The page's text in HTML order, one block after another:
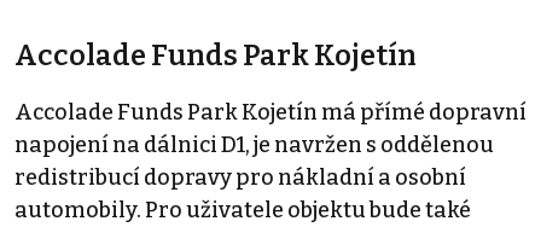
Accolade Funds Park Kojetín
Accolade Funds Park Kojetín má přímé dopravní
napojení na dálnici D1, je navržen s oddělenou
redistribucí dopravy pro nákladní a osobní
automobily. Pro uživatele objektu bude také